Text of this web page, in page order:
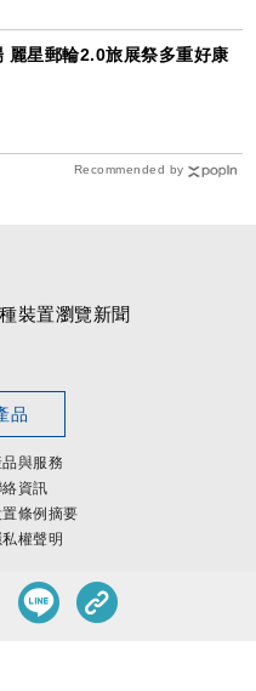
麗星郵輪2.0旅展祭多重好康
Recommended by
裝置瀏覽新聞
品
品與服務
絡資訊
置條例摘要
私權聲明